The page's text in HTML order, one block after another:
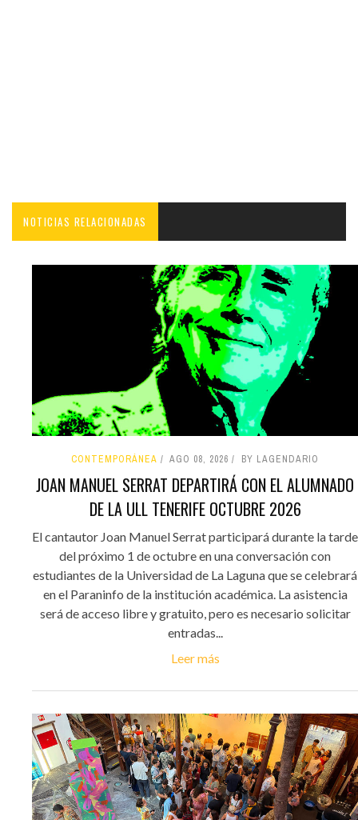
NOTICIAS RELACIONADAS
CONTEMPORÁNEA AGO 08, 2026 BY LAGENDARIO
JOAN MANUEL SERRAT DEPARTIRÁ CON EL ALUMNADO
DE LA ULL TENERIFE OCTUBRE 2026
El cantautor Joan Manuel Serrat participará durante la tarde
del próximo 1 de octubre en una conversación con
estudiantes de la Universidad de La Laguna que se celebrará
en el Paraninfo de la institución académica. La asistencia
será de acceso libre y gratuito, pero es necesario solicitar
entradas...
Leer más